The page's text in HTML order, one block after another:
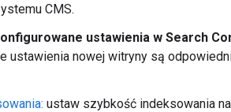
CMS.
ustawienia w Search
ustawienia nowej witryny są
ustaw szybkość indeksowania